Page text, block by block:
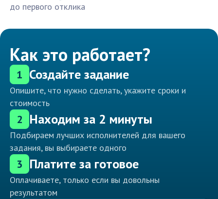
до первого отклика
Как это работает?
1 Создайте задание
Опишите, что нужно сделать, укажите сроки и
стоимость
2 Находим за 2 минуты
Подбираем лучших исполнителей для вашего
задания, вы выбираете одного
3 Платите за готовое
Оплачиваете, только если вы довольны
результатом